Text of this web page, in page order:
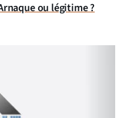
ou légitime ?